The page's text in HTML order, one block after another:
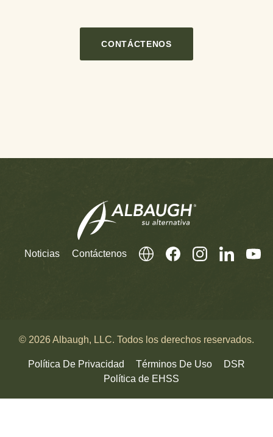
CONTÁCTENOS
Noticias Contáctenos
© 2026 Albaugh, LLC. Todos los derechos reservados.
Política De Privacidad Términos De Uso
DSR
Política de EHSS